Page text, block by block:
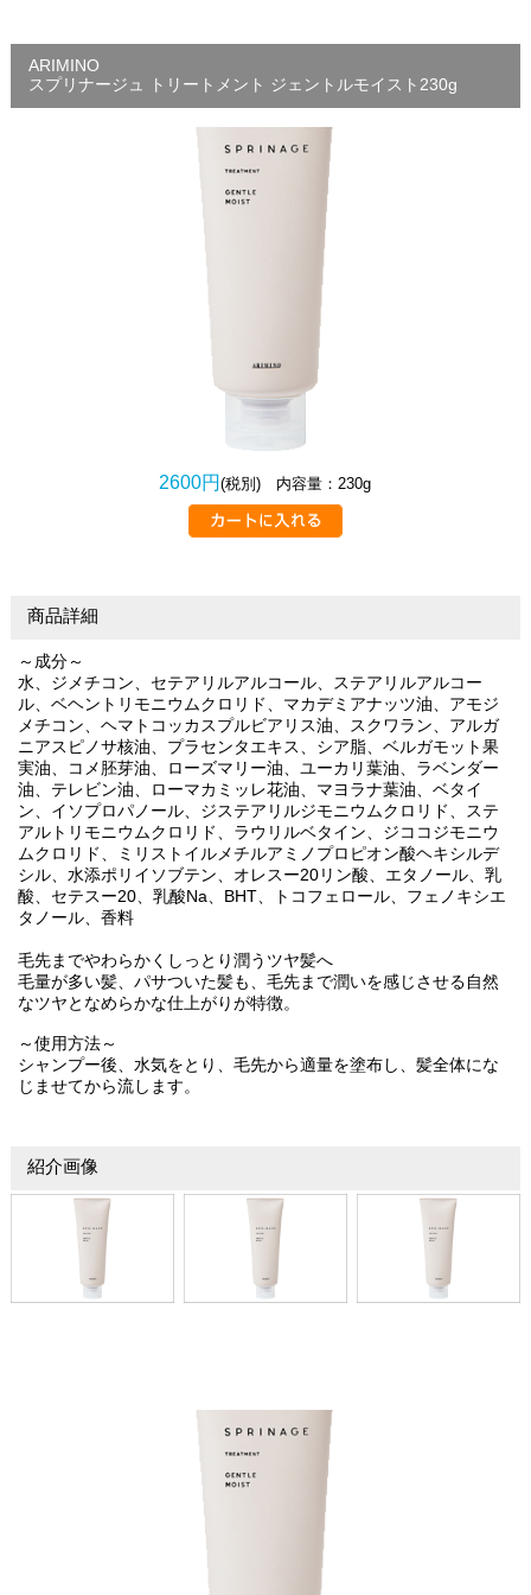
ARIMINO
スプリナージュ トリートメント ジェントルモイスト230g
2600円(税別) 内容量：230g
商品詳細
～成分～
水、ジメチコン、セテアリルアルコール、ステアリルアルコー
ル、ベヘントリモニウムクロリド、マカデミアナッツ油、アモジ
メチコン、ヘマトコッカスプルビアリス油、スクワラン、アルガ
ニアスピノサ核油、プラセンタエキス、シア脂、ベルガモット果
実油、コメ胚芽油、ローズマリー油、ユーカリ葉油、ラベンダー
油、テレビン油、ローマカミッレ花油、マヨラナ葉油、ベタイ
ン、イソプロパノール、ジステアリルジモニウムクロリド、ステ
アルトリモニウムクロリド、ラウリルベタイン、ジココジモニウ
ムクロリド、ミリストイルメチルアミノプロピオン酸ヘキシルデ
シル、水添ポリイソブテン、オレスー20リン酸、エタノール、乳
酸、セテスー20、乳酸Na、BHT、トコフェロール、フェノキシエ
タノール、香料
毛先までやわらかくしっとり潤うツヤ髪へ
毛量が多い髪、パサついた髪も、毛先まで潤いを感じさせる自然
なツヤとなめらかな仕上がりが特徴。
～使用方法～
シャンプー後、水気をとり、毛先から適量を塗布し、髪全体にな
じませてから流します。
紹介画像